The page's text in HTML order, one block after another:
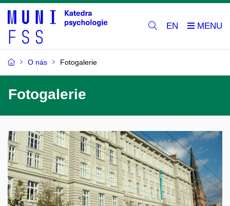
EN
O nás Fotogalerie
Fotogalerie